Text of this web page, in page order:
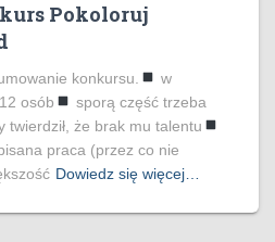
Pokoloruj
konkursu.
w
osób
sporą część trzeba
twierdził, że brak mu talentu
praca (przez co nie
Dowiedz się więcej…